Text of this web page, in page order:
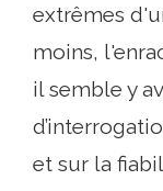
extrêmes
moins,
il semble y
et sur la